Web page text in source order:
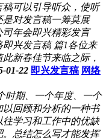
可以引导听众，使听
对发言稿一筹莫展
年会即兴精彩发言
兴发言稿 篇1各位来
新春佳节来临之际，
01-22 即兴发言稿 网络
时期、一个年度、一个
回顾和分析的一种书
学习和工作中的优缺
总结怎么写才能发挥